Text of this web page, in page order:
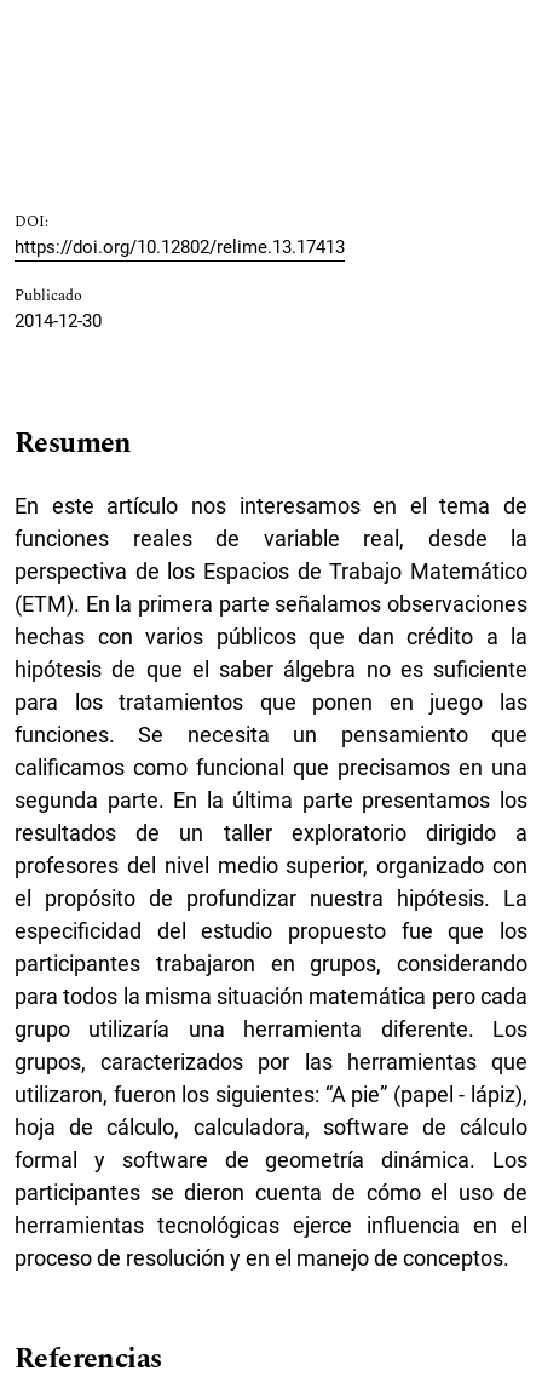
DOI:
https://doi.org/10.12802/relime.13.17413
Publicado
2014-12-30
Resumen
En este artículo nos interesamos en el tema de
funciones reales de variable real, desde la
perspectiva de los Espacios de Trabajo Matemático
(ETM). En la primera parte señalamos observaciones
hechas con varios públicos que dan crédito a la
hipótesis de que el saber álgebra no es suficiente
para los tratamientos que ponen en juego las
funciones. Se necesita un pensamiento que
calificamos como funcional que precisamos en una
segunda parte. En la última parte presentamos los
resultados de un taller exploratorio dirigido a
profesores del nivel medio superior, organizado con
el propósito de profundizar nuestra hipótesis. La
especificidad del estudio propuesto fue que los
participantes trabajaron en grupos, considerando
para todos la misma situación matemática pero cada
grupo utilizaría una herramienta diferente. Los
grupos, caracterizados por las herramientas que
utilizaron, fueron los siguientes: “A pie” (papel - lápiz),
hoja de cálculo, calculadora, software de cálculo
formal y software de geometría dinámica. Los
participantes se dieron cuenta de cómo el uso de
herramientas tecnológicas ejerce influencia en el
proceso de resolución y en el manejo de conceptos.
Referencias